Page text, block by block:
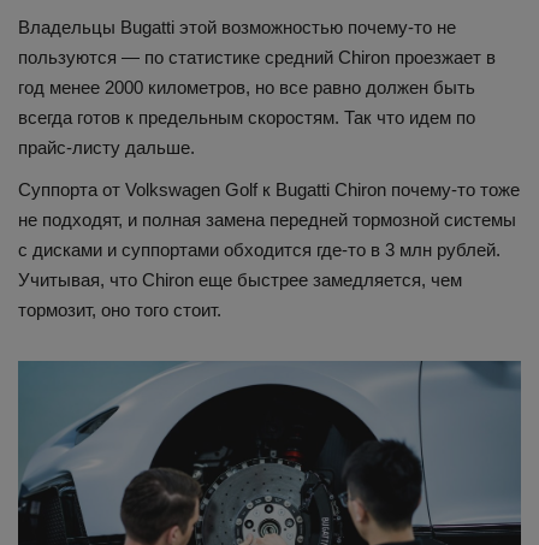
Владельцы Bugatti этой возможностью почему-то не
пользуются — по статистике средний Chiron проезжает в
год менее 2000 километров, но все равно должен быть
всегда готов к предельным скоростям. Так что идем по
прайс-листу дальше.
Суппорта от Volkswagen Golf к Bugatti Chiron почему-то тоже
не подходят, и полная замена передней тормозной системы
с дисками и суппортами обходится где-то в 3 млн рублей.
Учитывая, что Chiron еще быстрее замедляется, чем
тормозит, оно того стоит.